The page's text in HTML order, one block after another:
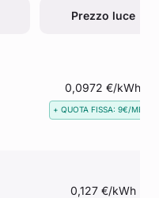
Prezzo luce
0,0972 €/kWh
+ QUOTA FISSA: 9€/MESE
0,127 €/kWh